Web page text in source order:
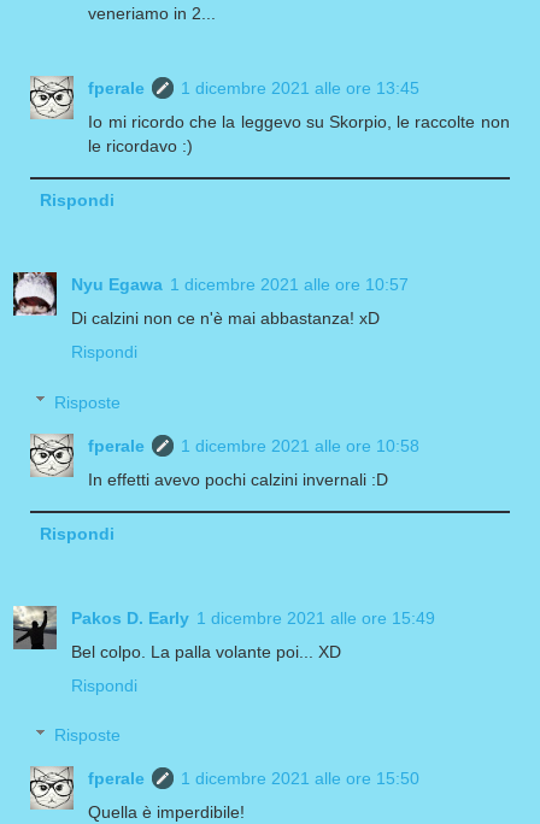
veneriamo in 2...
fperale
1 dicembre 2021 alle ore 13:45
Io mi ricordo che la leggevo su Skorpio, le raccolte non
le ricordavo :)
Rispondi
Nyu Egawa 1 dicembre 2021 alle ore 10:57
Di calzini non ce n'è mai abbastanza! xD
Rispondi
Risposte
fperale
1 dicembre 2021 alle ore 10:58
In effetti avevo pochi calzini invernali :D
Rispondi
Pakos D. Early 1 dicembre 2021 alle ore 15:49
Bel colpo. La palla volante poi... XD
Rispondi
Risposte
fperale
1 dicembre 2021 alle ore 15:50
Quella è imperdibile!